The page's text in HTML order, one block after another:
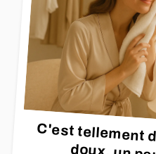
C'est tellement
doux, un
Essayez-le